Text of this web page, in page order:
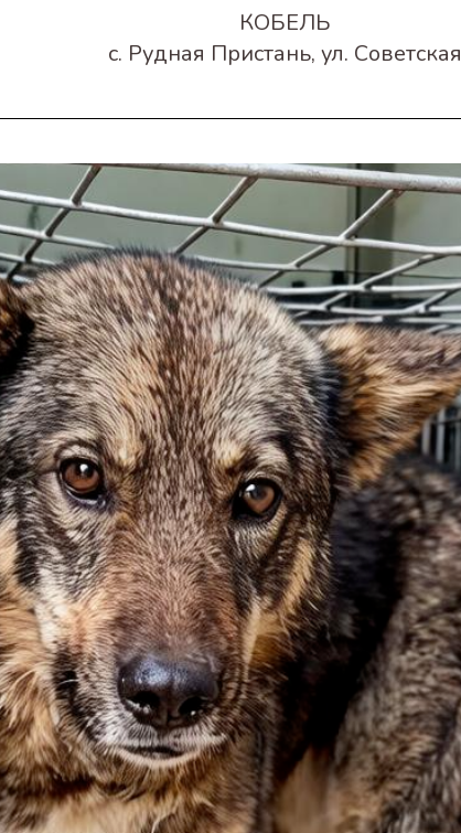
КОБЕЛЬ
с. Рудная Пристань, ул. Советская